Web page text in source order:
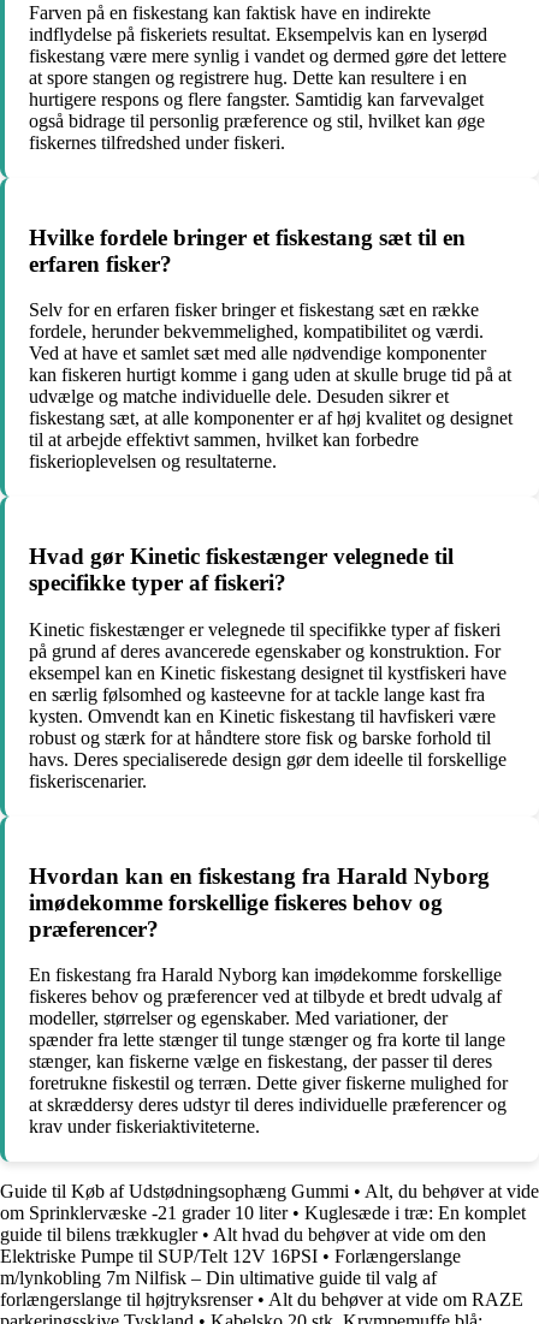
Farven på en fiskestang kan faktisk have en indirekte
indflydelse på fiskeriets resultat. Eksempelvis kan en lyserød
fiskestang være mere synlig i vandet og dermed gøre det lettere
at spore stangen og registrere hug. Dette kan resultere i en
hurtigere respons og flere fangster. Samtidig kan farvevalget
også bidrage til personlig præference og stil, hvilket kan øge
fiskernes tilfredshed under fiskeri.
Hvilke fordele bringer et fiskestang sæt til en
erfaren fisker?
Selv for en erfaren fisker bringer et fiskestang sæt en række
fordele, herunder bekvemmelighed, kompatibilitet og værdi.
Ved at have et samlet sæt med alle nødvendige komponenter
kan fiskeren hurtigt komme i gang uden at skulle bruge tid på at
udvælge og matche individuelle dele. Desuden sikrer et
fiskestang sæt, at alle komponenter er af høj kvalitet og designet
til at arbejde effektivt sammen, hvilket kan forbedre
fiskerioplevelsen og resultaterne.
Hvad gør Kinetic fiskestænger velegnede til
specifikke typer af fiskeri?
Kinetic fiskestænger er velegnede til specifikke typer af fiskeri
på grund af deres avancerede egenskaber og konstruktion. For
eksempel kan en Kinetic fiskestang designet til kystfiskeri have
en særlig følsomhed og kasteevne for at tackle lange kast fra
kysten. Omvendt kan en Kinetic fiskestang til havfiskeri være
robust og stærk for at håndtere store fisk og barske forhold til
havs. Deres specialiserede design gør dem ideelle til forskellige
fiskeriscenarier.
Hvordan kan en fiskestang fra Harald Nyborg
imødekomme forskellige fiskeres behov og
præferencer?
En fiskestang fra Harald Nyborg kan imødekomme forskellige
fiskeres behov og præferencer ved at tilbyde et bredt udvalg af
modeller, størrelser og egenskaber. Med variationer, der
spænder fra lette stænger til tunge stænger og fra korte til lange
stænger, kan fiskerne vælge en fiskestang, der passer til deres
foretrukne fiskestil og terræn. Dette giver fiskerne mulighed for
at skræddersy deres udstyr til deres individuelle præferencer og
krav under fiskeriaktiviteterne.
Guide til Køb af Udstødningsophæng Gummi • Alt, du behøver at vide
om Sprinklervæske -21 grader 10 liter • Kuglesæde i træ: En komplet
guide til bilens trækkugler• Alt hvad du behøver at vide om den
Elektriske Pumpe til SUP/Telt 12V 16PSI • Forlængerslange
m/lynkobling 7m Nilfisk – Din ultimative guide til valg af
forlængerslange til højtryksrenser• Alt du behøver at vide om RAZE